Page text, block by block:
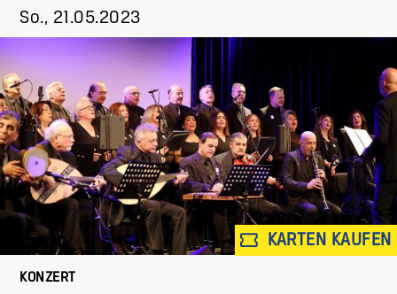
So., 21.05.2023
KARTEN KAUFEN
KONZERT